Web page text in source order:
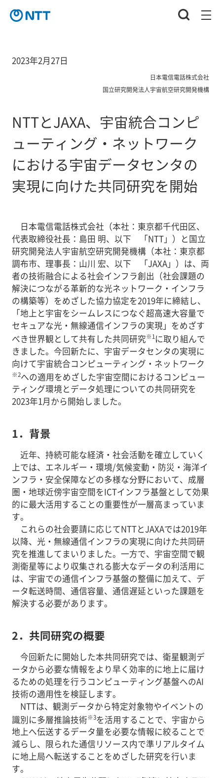
2023年2月27日
日本電信電話株式会社
国立研究開発法人宇宙航空研究開発機構
NTTとJAXA、宇宙統合コンピ
ューティング・ネットワーク
における宇宙データセンタの
実現に向けた共同研究を開始
日本電信電話株式会社（本社：東京都千代田区、
代表取締役社長：島田 明、以下 「NTT」）と国立
研究開発法人宇宙航空研究開発機構（本社：東京都
調布市、理事長：山川 宏、以下 「JAXA」）は、両
者の技術融合による社会インフラ創出（社会課題の
解決につながる革新的な光ネットワーク・インフラ
の構築等）をめざした協力協定を2019年に締結し、
「地上と宇宙をシームレスにつなぐ超高速大容量で
セキュアな光・無線通信インフラの実現」をめざす
べき世界観として共有した共同研究※1に取り組んで
きました。今回新たに、宇宙データセンタの実現に
向けて宇宙統合コンピューティング・ネットワーク
※2への適用をめざした宇宙空間におけるコンピュー
ティング環境とデータ処理についての共同研究を
2023年1月から開始しました。
1．背景
近年、持続可能な経済・社会活動を確立していく
上では、エネルギー・環境/気候変動・防災・海洋イ
ンフラ・安全保障などの多様な分野において、成層
圏・地球近傍宇宙空間をICTインフラ基盤として効果
的に最大活用することの重要性が一層高まっていま
す。
これらの社会要請に応じてNTTとJAXAでは2019年
以降、光・無線通信インフラの実現に向けた共同研
究を推進してまいりました。一方で、宇宙空間で観
測衛星等により収集される膨大なデータの利活用に
は、宇宙での通信インフラ基盤の整備に加えて、デ
ータ転送時間、通信容量、通信遅延といった課題を
解決する必要があります。
2．共同研究の概要
今回新たに開始した本共同研究では、衛星観測デ
ータから必要な情報をより早く効率的に地上に届け
るための処理を行うコンピューティング基盤へのAI
技術の適用性を検証します。
NTTは、観測データから特定対象物やイベントの
識別に多層推論技術※3を活用することで、宇宙から
地上へ伝送するデータ量を必要な情報に絞ることで
減らし、限られた通信リソース内で準リアルタイム
に地上局へ転送することをめざした研究を行いま
す。